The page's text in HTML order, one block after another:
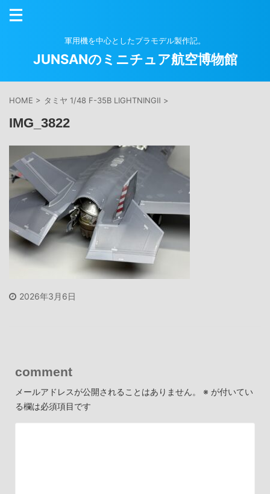
軍用機を中心としたプラモデル製作記。
JUNSANのミニチュア航空博物館
HOME > タミヤ 1/48 F-35B LIGHTNINGⅡ >
IMG_3822
2026年3月6日
comment
メールアドレスが公開されることはありません。 ※ が付いてい
る欄は必須項目です